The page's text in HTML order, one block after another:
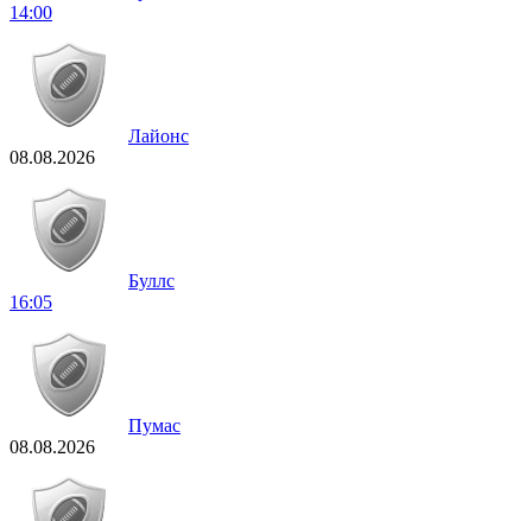
14:00
Лайонс
08.08.2026
Буллс
16:05
Пумас
08.08.2026